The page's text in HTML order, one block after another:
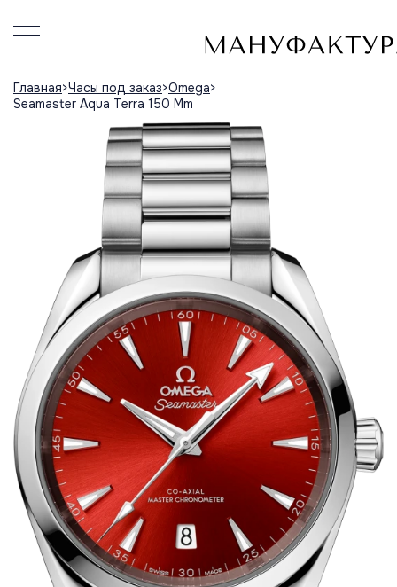
Главная Часы под заказ Omega
Seamaster Aqua Terra 150 Mm